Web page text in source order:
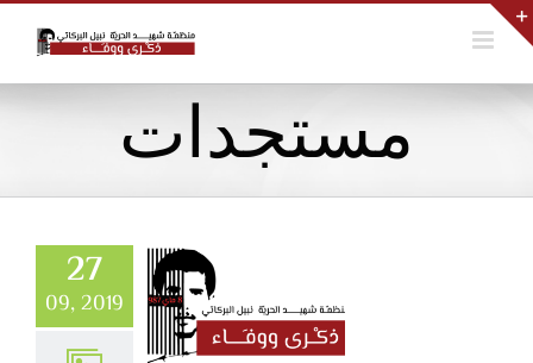
Skip
content
مستجدات
27
09, 2019
بيان إعلامي
Communiqués